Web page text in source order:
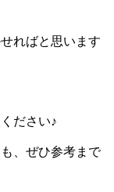
ればと思います
ださい♪
、ぜひ参考まで